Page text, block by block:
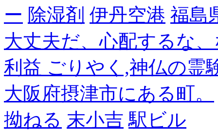
ー 除湿剤 伊丹空港 福島
大丈夫だ、心配するな
利益 ごりやく,神仏の霊
大阪府摂津市にある町。
拗ねる 末小吉 駅ビル